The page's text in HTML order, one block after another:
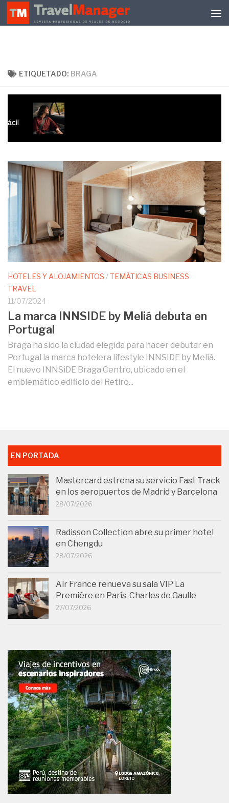
Debajo del contenido
ETIQUETADO: BRAGA
HOTELES Y ALOJAMIENTOS /TEMÁTICAS BUSINESS
TRAVEL
11/07/2024
La marca INNSIDE by Meliá debuta en
Portugal
Braga ha sido la ciudad elegida para hacer debutar en
Portugal la marca hotelera lifestyle INNSIDE by Melíá.
El nuevo INNSiDE Braga Centro, ubicado en el
emblemático edificio del Retiro...
EN PORTADA
Mastercard estrena su servicio Fast Track
en los aeropuertos de Madrid y Barcelona
28/07/2026
Radisson Collection abre su primer hotel
en Chengdu
28/07/2026
Air France renueva su sala VIP La
Première en París-Charles de Gaulle
27/07/2026